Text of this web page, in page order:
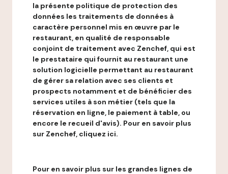
la présente politique de protection des
données les traitements de données à
caractère personnel mis en œuvre par le
restaurant, en qualité de responsable
conjoint de traitement avec Zenchef, qui est
le prestataire qui fournit au restaurant une
solution logicielle permettant au restaurant
de gérer sa relation avec ses clients et
prospects notamment et de bénéficier des
services utiles à son métier (tels que la
réservation en ligne, le paiement à table, ou
encore le recueil d'avis). Pour en savoir plus
sur Zenchef, cliquez ici.
Pour en savoir plus sur les grandes lignes de